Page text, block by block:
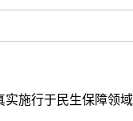
实施行于民生保障领